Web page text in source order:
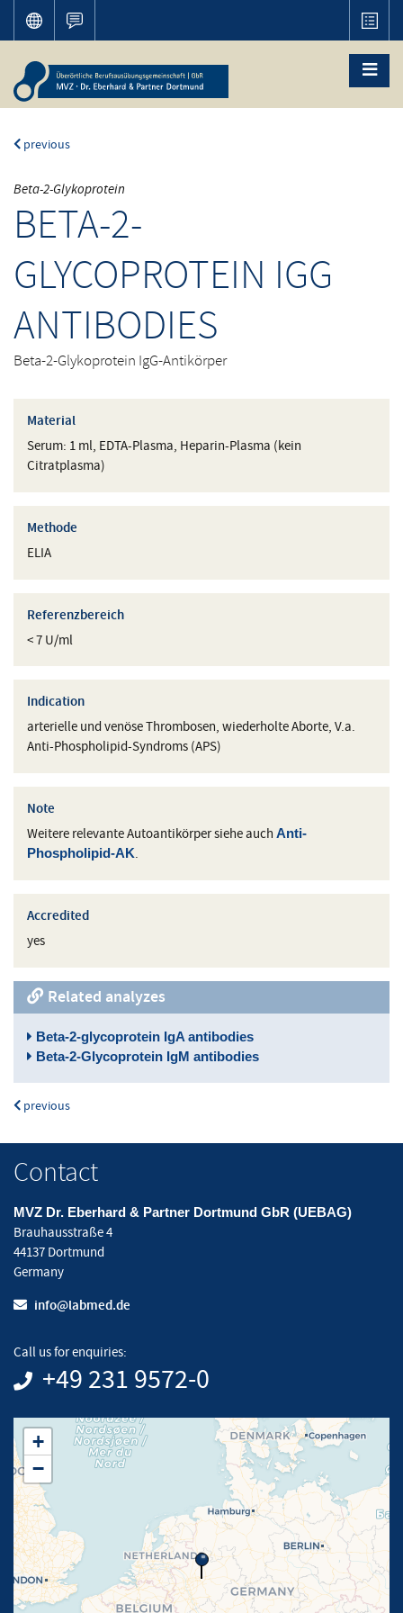
previous
Beta-2-Glykoprotein
BETA-2-
GLYCOPROTEIN IGG
ANTIBODIES
Beta-2-Glykoprotein IgG-Antikörper
Material
Serum: 1 ml, EDTA-Plasma, Heparin-Plasma (kein
Citratplasma)
Methode
ELIA
Referenzbereich
< 7 U/ml
Indication
arterielle und venöse Thrombosen, wiederholte Aborte, V.a.
Anti-Phospholipid-Syndroms (APS)
Note
Weitere relevante Autoantikörper siehe auch Anti-
Phospholipid-AK.
Accredited
yes
Related analyzes
Beta-2-glycoprotein IgA antibodies
Beta-2-Glycoprotein IgM antibodies
previous
Contact
MVZ Dr. Eberhard & Partner Dortmund GbR (UEBAG)
Brauhausstraße 4
44137 Dortmund
Germany
info@labmed.de
Call us for enquiries:
+49 231 9572-0
+
−